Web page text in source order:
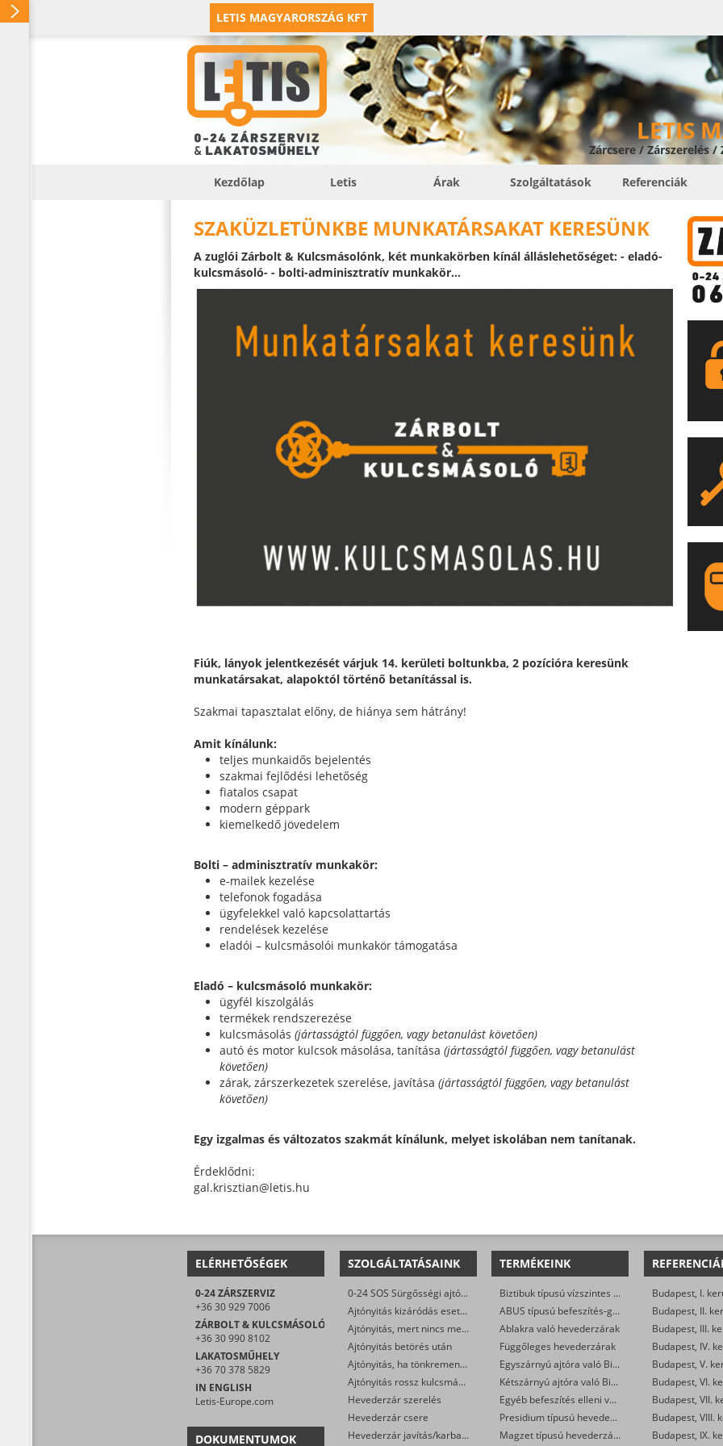
LETIS MAGYARORSZÁG KFT
LETIS
Zárcsere / Zárszerelés
Kezdőlap Letis Árak Szolgáltatások Referenciák
SZAKÜZLETÜNKBE MUNKATÁRSAKAT KERESÜNK
A zuglói Zárbolt & Kulcsmásolónk, két munkakörben kínál álláslehetőséget: - eladó-
kulcsmásoló- - bolti-adminisztratív munkakör...
Fiúk, lányok jelentkezését várjuk 14. kerületi boltunkba, 2 pozícióra keresünk
munkatársakat, alapoktól történő betanítással is.
Szakmai tapasztalat előny, de hiánya sem hátrány!
Amit kínálunk:
teljes munkaidős bejelentés
szakmai fejlődési lehetőség
fiatalos csapat
modern géppark
kiemelkedő jövedelem
Bolti – adminisztratív munkakör:
e-mailek kezelése
telefonok fogadása
ügyfelekkel való kapcsolattartás
rendelések kezelése
eladói – kulcsmásolói munkakör támogatása
Eladó – kulcsmásoló munkakör:
ügyfél kiszolgálás
termékek rendszerezése
kulcsmásolás (jártasságtól függően, vagy betanulást követően)
autó és motor kulcsok másolása, tanítása (jártasságtól függően, vagy betanulást
követően)
zárak, zárszerkezetek szerelése, javítása (jártasságtól függően, vagy betanulást
követően)
Egy izgalmas és változatos szakmát kínálunk, melyet iskolában nem tanítanak.
Érdeklődni:
gal.krisztian@letis.hu
ELÉRHETŐSÉGEK
0-24 ZÁRSZERVIZ
+36 30 929 7006
ZÁRBOLT & KULCSMÁSOLÓ
+36 30 990 8102
LAKATOSMŰHELY
+36 70 378 5829
IN ENGLISH
Letis-Europe.com
DOKUMENTUMOK
SZOLGÁLTATÁSAINK
0-24 SOS Sürgősségi ajtónyitás
Ajtónyitás kizáródás esetén
Ajtónyitás, mert nincs meg a kulcs
Ajtónyitás betörés után
Ajtónyitás, ha tönkrement a zár
Ajtónyitás rossz kulcsmásolás után
Hevederzár szerelés
Hevederzár csere
Hevederzár javítás/karbantartás
TERMÉKEINK
Biztibuk típusú vízszintes hevederzárak
ABUS típusú befeszítés-gátlók
Ablakra való hevederzárak
Függőleges hevederzárak
Egyszárnyú ajtóra való Biztibuk hevederzár
Kétszárnyú ajtóra való Biztibuk hevederzár
Egyéb befeszítés elleni védelmet ellátó zárak
Presidium típusú hevederzárak
Magzet típusú hevederzárak
Budapest, I.
Budapest, II.
Budapest, III.
Budapest, IV.
Budapest, V.
Budapest, VI.
Budapest, VII.
Budapest, VIII.
Budapest, IX.